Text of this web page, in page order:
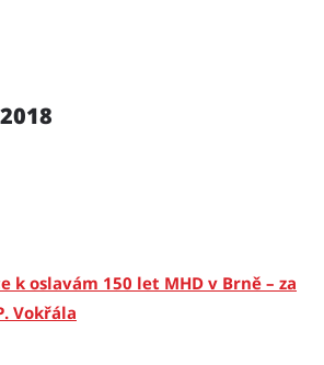
k oslavám 150 let MHD v Brně – za
Vokřála